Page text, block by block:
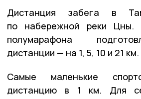
Дистанция забега в
по набережной реки Цны.
полумарафона
дистанции — на 1, 5, 10 и 21 км.
Самые маленькие
дистанцию в 1 км. Для